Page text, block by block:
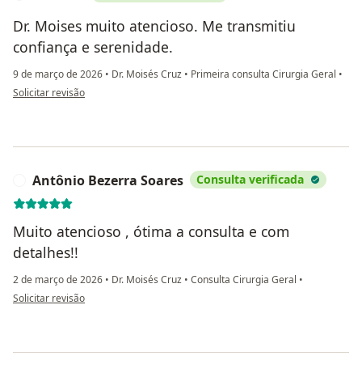
Dr. Moises muito atencioso. Me transmitiu
confiança e serenidade.
9 de março de 2026 • Dr. Moisés Cruz • Primeira consulta Cirurgia Geral •
na opinião do utilizador Fabiana
Solicitar revisão
Antônio Bezerra Soares Consulta verificada
Muito atencioso , ótima a consulta e com
detalhes!!
2 de março de 2026 • Dr. Moisés Cruz • Consulta Cirurgia Geral •
na opinião do utilizador Antônio Bezerra Soares
Solicitar revisão